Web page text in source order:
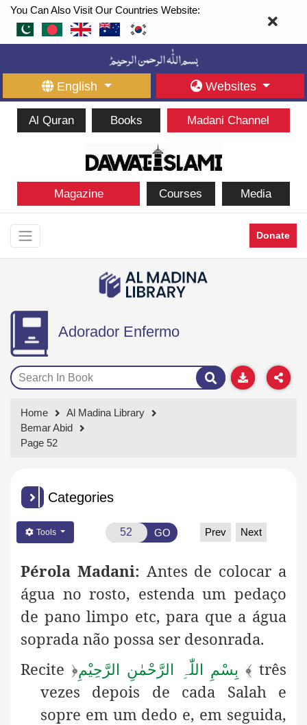
You Can Also Visit Our Countries Website:
English Websites
Al Quran Books Madani Channel
Magazine Courses Media
Donate
Adorador Enfermo
Home
Al Madina Library
Bemar Abid
Page 52
Categories
Tools GO Prev Next
Pérola Madani: Antes de colocar a
água no rosto, estenda um pedaço
de pano limpo etc, para que a água
soprada não possa ser desonrada.
Recite ﴿بِسْمِ اللّٰہِ الرَّحْمٰنِ الرَّحِیْمِ ﴾ três
vezes depois de cada Salah e
sopre em um dedo e, em seguida,